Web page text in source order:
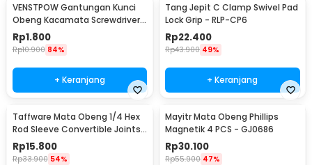
VENSTPOW Gantungan Kunci
Obeng Kacamata Screwdriver
Plus Minus Hexagon - V001
Rp1.800
Rp10.900 84%
+ Keranjang
Tang Jepit C Clamp Swivel Pad
Lock Grip - RLP-CP6
Rp22.400
Rp43.900 49%
+ Keranjang
Taffware Mata Obeng 1/4 Hex
Rod Sleeve Convertible Joints
8 PCS
Rp15.800
Rp33.900 54%
Mayitr Mata Obeng Phillips
Magnetik 4 PCS - GJ0686
Rp30.100
Rp55.900 47%